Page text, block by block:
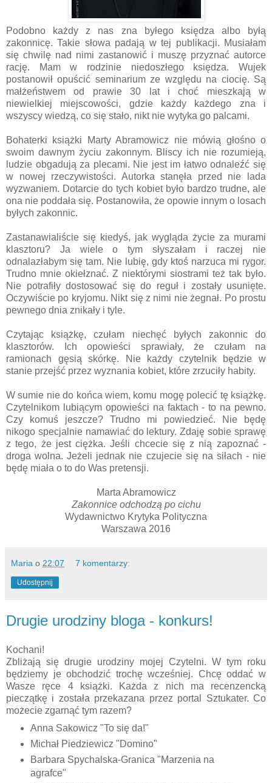
Podobno każdy z nas zna byłego księdza albo byłą
zakonnicę. Takie słowa padają w tej publikacji. Musiałam
się chwilę nad nimi zastanowić i muszę przyznać autorce
rację. Mam w rodzinie niedoszłego księdza. Wujek
postanowił opuścić seminarium ze względu na ciocię. Są
małżeństwem od prawie 30 lat i choć mieszkają w
niewielkiej miejscowości, gdzie każdy każdego zna i
wszyscy wiedzą, co się stało, nikt nie wytyka go palcami.
Bohaterki książki Marty Abramowicz nie mówią głośno o
swoim dawnym życiu zakonnym. Bliscy ich nie rozumieją,
ludzie obgadują za plecami. Nie jest im łatwo odnaleźć się
w nowej rzeczywistości. Autorka stanęła przed nie lada
wyzwaniem. Dotarcie do tych kobiet było bardzo trudne, ale
ona nie poddała się. Postanowiła, że opowie innym o losach
byłych zakonnic.
Zastanawialiście się kiedyś, jak wygląda życie za murami
klasztoru? Ja wiele o tym słyszałam i raczej nie
odnalazłabym się tam. Nie lubię, gdy ktoś narzuca mi rygor.
Trudno mnie okiełznać. Z niektórymi siostrami też tak było.
Nie potrafiły dostosować się do reguł i zostały usunięte.
Oczywiście po kryjomu. Nikt się z nimi nie żegnał. Po prostu
pewnego dnia znikały i tyle.
Czytając książkę, czułam niechęć byłych zakonnic do
klasztorów. Ich opowieści sprawiały, że czułam na
ramionach gęsią skórkę. Nie każdy czytelnik będzie w
stanie przejść przez wyznania kobiet, które zrzuciły habity.
W sumie nie do końca wiem, komu mogę polecić tę książkę.
Czytelnikom lubiącym opowieści na faktach - to na pewno.
Czy komuś jeszcze? Trudno mi powiedzieć. Nie będę
nikogo specjalnie namawiać do lektury. Zdaję sobie sprawę
z tego, że jest ciężka. Jeśli chcecie się z nią zapoznać -
droga wolna. Jeżeli jednak nie czujecie się na siłach - nie
będę miała o to do Was pretensji.
Marta Abramowicz
Zakonnice odchodzą po cichu
Wydawnictwo Krytyka Polityczna
Warszawa 2016
Maria o 22:07 7 komentarzy:
Udostępnij
Drugie urodziny bloga - konkurs!
Kochani!
Zbliżają się drugie urodziny mojej Czytelni. W tym roku
będziemy je obchodzić trochę wcześniej. Chcę oddać w
Wasze ręce 4 książki. Każda z nich ma recenzencką
pieczątkę i została przekazana przez portal Sztukater. Co
możecie zgarnąć tym razem?
Anna Sakowicz "To się da!"
Michał Piedziewicz "Domino"
Barbara Spychalska-Granica "Marzenia na
agrafce"